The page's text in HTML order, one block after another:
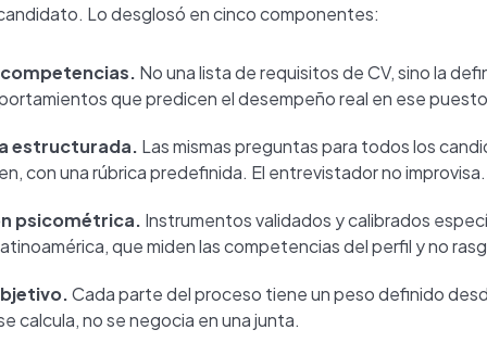
Lo desglosó en cinco componentes:
No una lista de requisitos de CV, sino la
que predicen el desempeño real en ese
estructurada. Las mismas preguntas para todos los
con una rúbrica predefinida. El entrevistador no improvisa.
psicométrica. Instrumentos validados y calibrados
que miden las competencias del perfil y no
Cada parte del proceso tiene un peso definido
calcula, no se negocia en una junta.